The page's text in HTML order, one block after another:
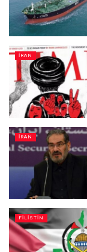
İRAN
İRAN
FILISTIN